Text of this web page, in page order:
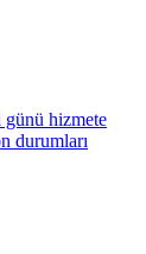
hizmete
durumları